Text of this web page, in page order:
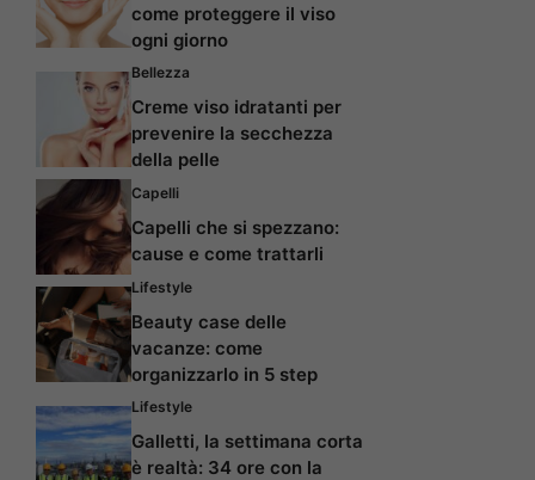
come proteggere il viso
ogni giorno
Bellezza
Creme viso idratanti per
prevenire la secchezza
della pelle
Capelli
Capelli che si spezzano:
cause e come trattarli
Lifestyle
Beauty case delle
vacanze: come
organizzarlo in 5 step
Lifestyle
Galletti, la settimana corta
è realtà: 34 ore con la